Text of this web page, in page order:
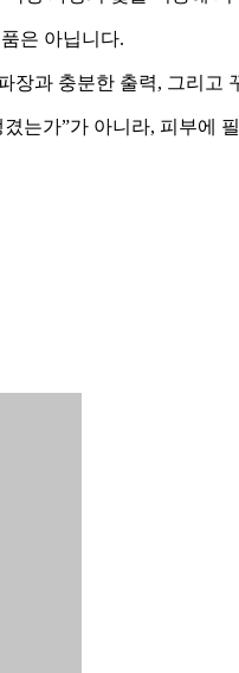
은 아닙니다.
장과 충분한 출력, 그리고
는가”가 아니라, 피부에